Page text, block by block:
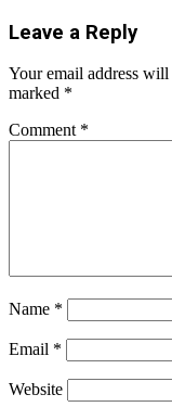
Leave a Reply
Your email address
marked *
Comment *
Name *
Email *
Website